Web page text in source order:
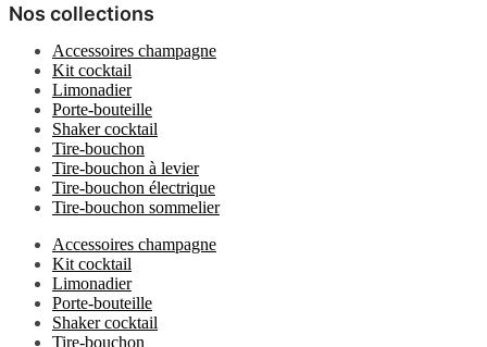
Nos collections
Accessoires champagne
Kit cocktail
Limonadier
Porte-bouteille
Shaker cocktail
Tire-bouchon
Tire-bouchon à levier
Tire-bouchon électrique
Tire-bouchon sommelier
Accessoires champagne
Kit cocktail
Limonadier
Porte-bouteille
Shaker cocktail
Tire-bouchon